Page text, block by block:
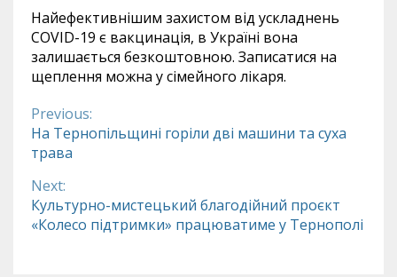
Найефективнішим захистом від ускладнень
COVID-19 є вакцинація, в Україні вона
залишається безкоштовною. Записатися на
щеплення можна у сімейного лікаря.
Continue
Reading
Previous:
На Тернопільщині горіли дві машини та суха
трава
Next:
Культурно-мистецький благодійний проєкт
«Колесо підтримки» працюватиме у Тернополі